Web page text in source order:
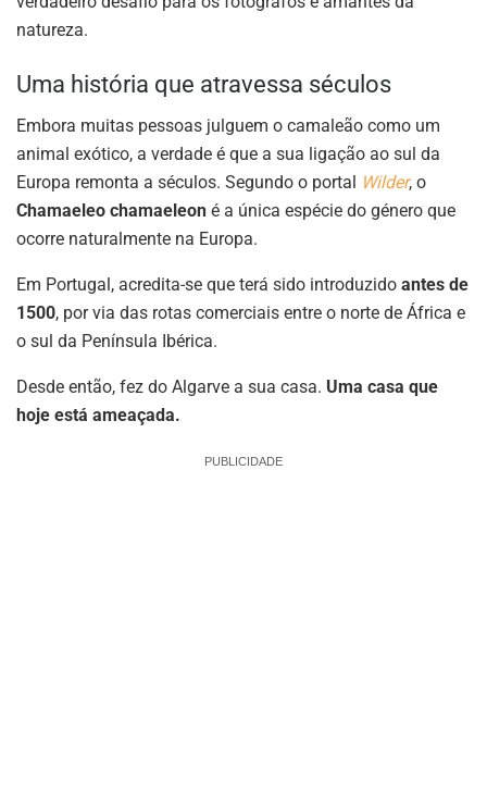
natureza.
Uma história que atravessa séculos
Embora muitas pessoas julguem o camaleão como um
animal exótico, a verdade é que a sua ligação ao sul da
Europa remonta a séculos. Segundo o portal
Wilder, o
Chamaeleo chamaeleon é a única espécie do género que
ocorre naturalmente na Europa.
Em Portugal, acredita-se que terá sido introduzido antes de
1500, por via das rotas comerciais entre o norte de África e
o sul da Península Ibérica.
Desde então, fez do Algarve a sua casa. Uma casa que
hoje está ameaçada.
PUBLICIDADE